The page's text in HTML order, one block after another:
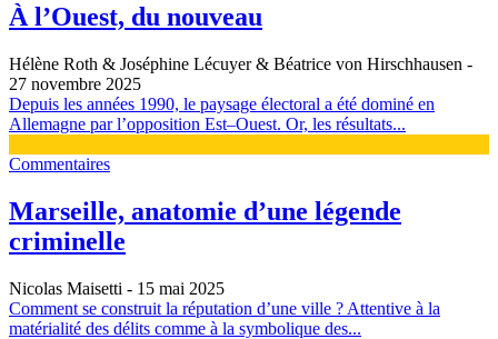
À l’Ouest, du nouveau
Hélène Roth & Joséphine Lécuyer & Béatrice von Hirschhausen -
27 novembre 2025
Depuis les années 1990, le paysage électoral a été dominé en
Allemagne par l’opposition Est–Ouest. Or, les résultats...
Commentaires
Marseille, anatomie d’une légende
criminelle
Nicolas Maisetti - 15 mai 2025
Comment se construit la réputation d’une ville ? Attentive à la
matérialité des délits comme à la symbolique des...